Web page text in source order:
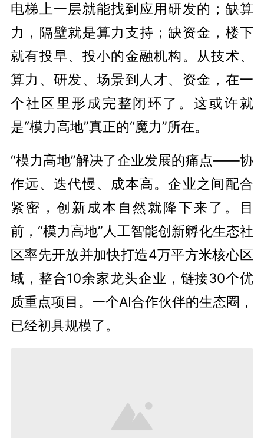
电梯上一层就能找到应用研发的；缺算
力，隔壁就是算力支持；缺资金，楼下
就有投早、投小的金融机构。从技术、
算力、研发、场景到人才、资金，在一
个社区里形成完整闭环了。这或许就
是“模力高地”真正的“魔力”所在。
“模力高地”解决了企业发展的痛点——协
作远、迭代慢、成本高。企业之间配合
紧密，创新成本自然就降下来了。目
前，“模力高地”人工智能创新孵化生态社
区率先开放并加快打造4万平方米核心区
域，整合10余家龙头企业，链接30个优
质重点项目。一个AI合作伙伴的生态圈，
已经初具规模了。